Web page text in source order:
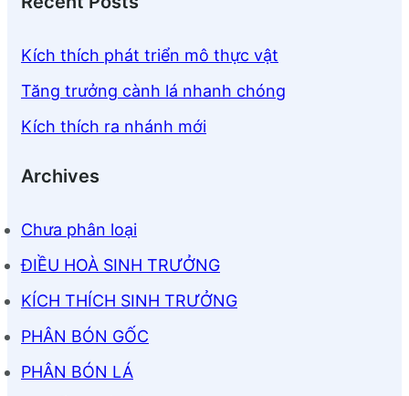
Kích thích phát triển mô thực vật
Tăng trưởng cành lá nhanh chóng
Kích thích ra nhánh mới
Archives
Chưa phân loại
ĐIỀU HOÀ SINH TRƯỞNG
KÍCH THÍCH SINH TRƯỞNG
PHÂN BÓN GỐC
PHÂN BÓN LÁ